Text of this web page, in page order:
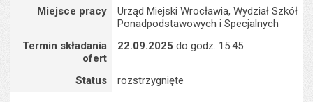
Miejsce pracy
Urząd Miejski Wrocławia, Wydział Szkół
Ponadpodstawowych i Specjalnych
Termin składania
ofert
22.09.2025 do godz. 15:45
Status rozstrzygnięte